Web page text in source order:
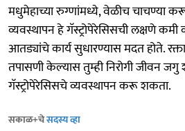
मधुमेहाच्या रुग्णांमध्ये, वेळीच चाचण्या
व्यवस्थापन हे गॅस्ट्रोपेरेसिसची लक्षणे
आतड्यांचे कार्य सुधारण्यास मदत होते.
तपासणी केल्यास तुम्ही निरोगी जीवन
गॅस्ट्रोपेरेसिसचे व्यवस्थापन करू शकता.
सकाळ+चेसदस्य व्हा